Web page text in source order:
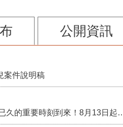
公開資訊
案件說明稿